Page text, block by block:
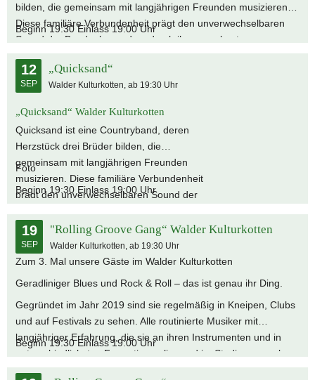
bilden, die gemeinsam mit langjährigen Freunden musizieren.
Diese familiäre Verbundenheit prägt den unverwechselbaren
Sound der Band – besonders durch ihren markanten
klassische Evergreens ebenso wie moderne Countrysongs. Ihre
Musik erzählt Geschichten aus dem Leben: ehrlich, emotional
musikalischer Präzision und authentischer Leidenschaft –
Countrymusik mit Herz und Seele.
Beginn 19:30 Einlass 19:00 Uhr
12
SEP
„Quicksand“
Walder Kulturkotten, ab 19:30 Uhr
„Quicksand“ Walder Kulturkotten
Quicksand ist eine Countryband, deren
Herzstück drei Brüder bilden, die
gemeinsam mit langjährigen Freunden
musizieren. Diese familiäre Verbundenheit
prägt den unverwechselbaren Sound der
mehrstimmigen Gesang. Mit eigenen
Arrangements covern sie klassische
Evergreens ebenso wie moderne
Geschichten aus dem Leben: ehrlich,
emotional und nahbar. Live überzeugt
Quicksand mit Spielfreude, musikalischer
Präzision und authentischer Leidenschaft
Foto
Beginn 19:30 Einlass 19:00 Uhr
19
SEP
"Rolling Groove Gang“ Walder Kulturkotten
Walder Kulturkotten, ab 19:30 Uhr
Zum 3. Mal unsere Gäste im Walder Kulturkotten
Geradliniger Blues und Rock & Roll – das ist genau ihr Ding.
Gegründet im Jahr 2019 sind sie regelmäßig in Kneipen, Clubs
und auf Festivals zu sehen. Alle routinierte Musiker mit
langjähriger Erfahrung, die sie an ihren Instrumenten und in
unterschiedlichsten Formationen live und im Studio sammeln
Beginn 19:30 Einlass 19:00 Uhr